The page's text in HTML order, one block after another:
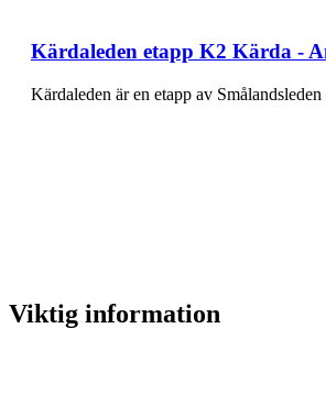
Kärdaleden etapp K2 Kärda -
Kärdaleden är en etapp av
Viktig information